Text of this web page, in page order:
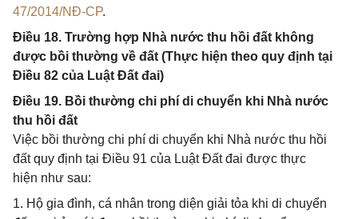
47/2014/NĐ-CP.
Điều 18. Trường hợp Nhà nước thu hồi đất không
được bồi thường về đất (Thực hiện theo quy định tại
Điều 82 của Luật Đất đai)
Điều 19. Bồi thường chi phí di chuyển khi Nhà nước
thu hồi đất
Việc bồi thường chi phí di chuyển khi Nhà nước thu hồi
đất quy định tại Điều 91 của Luật Đất đai được thực
hiện như sau:
1. Hộ gia đình, cá nhân trong diện giải tỏa khi di chuyển